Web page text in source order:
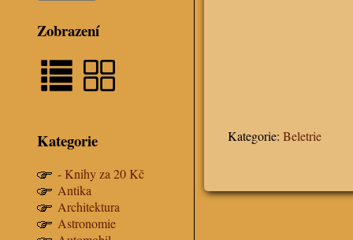
Zobrazení
Kategorie
- Knihy za 20 Kč
Antika
Architektura
Astronomie
Kategorie: Beletrie